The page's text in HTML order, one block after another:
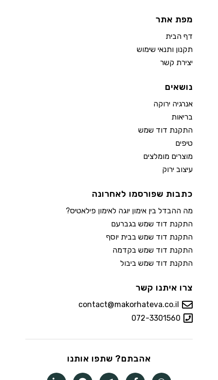
מפת אתר
דף הבית
תקנון ותנאי שימוש
יצירת קשר
נושאים
אנרגיה ירוקה
בריאות
התקנת דוד שמש
טיפים
מוצרים מומלצים
עיצוב ירוק
כתבות שפורסמו לאחרונה
מה ההבדל בין אימון יוגה לאימון פילאטיס?
התקנת דוד שמש בגברעם
התקנת דוד שמש בבית יוסף
התקנת דוד שמש בקדמה
התקנת דוד שמש ביבול
צרו איתנו קשר
contact@makorhateva.co.il
072-3301560
אהבתם? שתפו אותנו